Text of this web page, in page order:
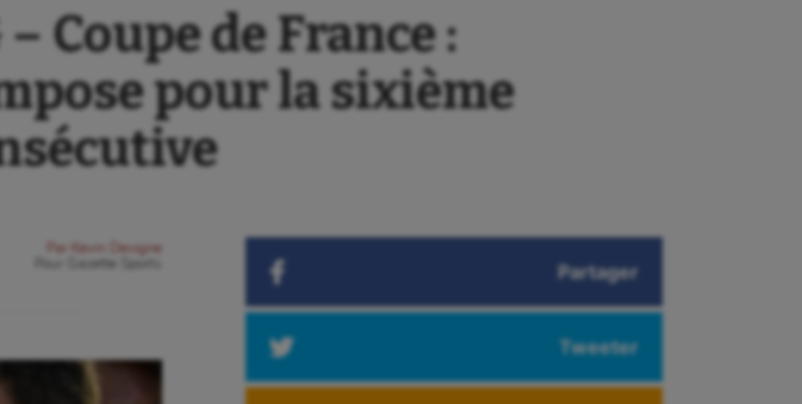
Coupe de France :
pour la sixième
Par
Kevin Devigne
Gazette Sports Partager
Tweeter